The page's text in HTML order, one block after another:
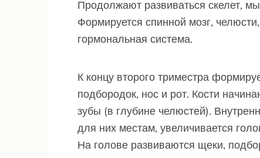
Продолжают развиваться скелет,
Формируется спинной мозг,
гормональная система.
К концу второго триместра
подбородок, нос и рот. Кости
зубы (в глубине челюстей).
для них местам, увеличивается
На голове развиваются щеки,